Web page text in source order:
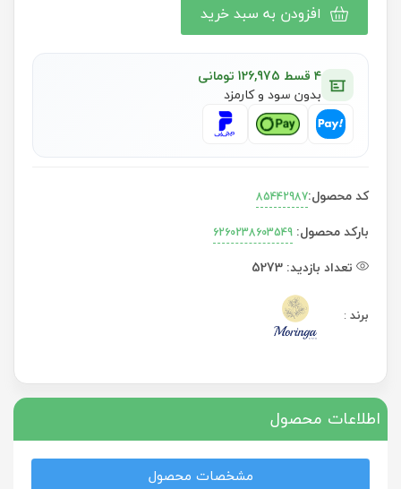
افزودن به سبد خرید
۴ قسط 126,975 تومانی
بدون سود و کارمزد
برند:
کد محصول:85442987
بارکد محصول: 6260238603549
تعداد بازدید: 5273
اطلاعات محصول
مشخصات محصول